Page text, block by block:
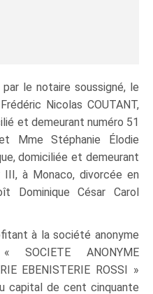
le notaire soussigné, le
Nicolas COUTANT,
et demeurant numéro 51
Mme Stéphanie Élodie
domiciliée et demeurant
III, à Monaco, divorcée en
Dominique César Carol
à la société anonyme
SOCIETE ANONYME
EBENISTERIE ROSSI »
capital de cent cinquante